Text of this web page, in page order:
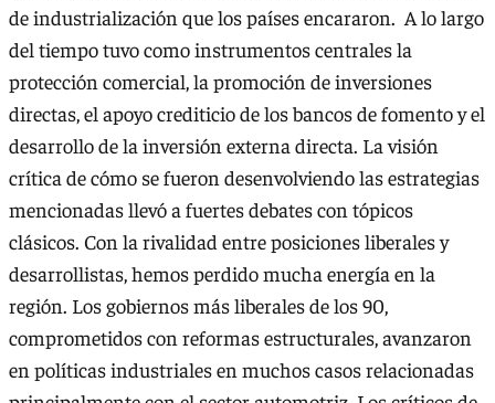
de industrialización que los países encararon. A lo largo
del tiempo tuvo como instrumentos centrales la
protección comercial, la promoción de inversiones
directas, el apoyo crediticio de los bancos de fomento y el
desarrollo de la inversión externa directa. La visión
crítica de cómo se fueron desenvolviendo las estrategias
mencionadas llevó a fuertes debates con tópicos
clásicos. Con la rivalidad entre posiciones liberales y
desarrollistas, hemos perdido mucha energía en la
región. Los gobiernos más liberales de los 90,
comprometidos con reformas estructurales, avanzaron
en políticas industriales en muchos casos relacionadas